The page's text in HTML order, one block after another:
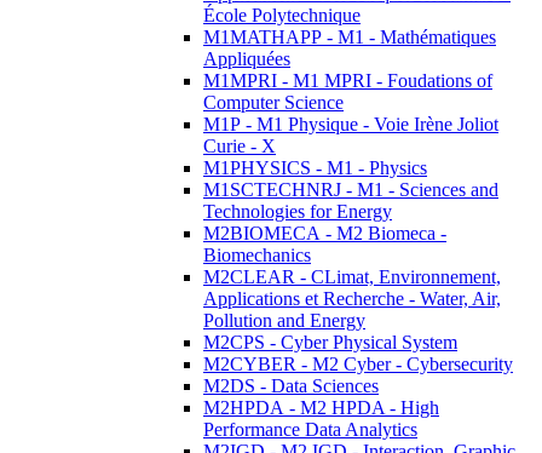
École Polytechnique
M1MATHAPP - M1 - Mathématiques
Appliquées
M1MPRI - M1 MPRI - Foudations of
Computer Science
M1P - M1 Physique - Voie Irène Joliot
Curie - X
M1PHYSICS - M1 - Physics
M1SCTECHNRJ - M1 - Sciences and
Technologies for Energy
M2BIOMECA - M2 Biomeca -
Biomechanics
M2CLEAR - CLimat, Environnement,
Applications et Recherche - Water, Air,
Pollution and Energy
M2CPS - Cyber Physical System
M2CYBER - M2 Cyber - Cybersecurity
M2DS - Data Sciences
M2HPDA - M2 HPDA - High
Performance Data Analytics